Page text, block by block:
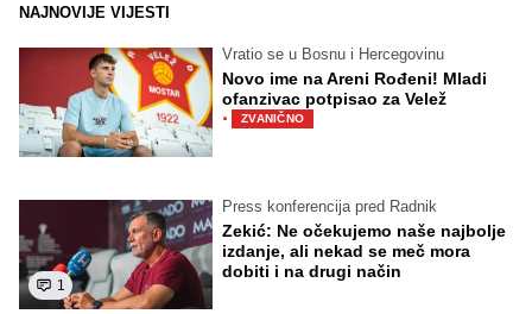
NAJNOVIJE VIJESTI
Vratio se u Bosnu i Hercegovinu
Novo ime na Areni Rođeni! Mladi
ofanzivac potpisao za Velež
· ZVANIČNO
1
Press konferencija pred Radnik
Zekić: Ne očekujemo naše najbolje
izdanje, ali nekad se meč mora
dobiti i na drugi način